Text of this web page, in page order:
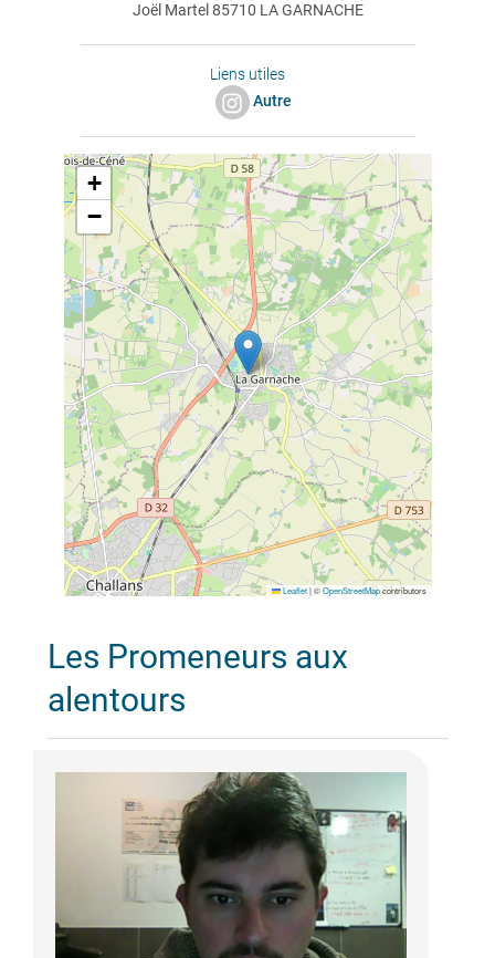
Joël Martel 85710 LA GARNACHE
Liens utiles
Autre
+
−
Leaflet |©OpenStreetMapcontributors
Les Promeneurs aux
alentours